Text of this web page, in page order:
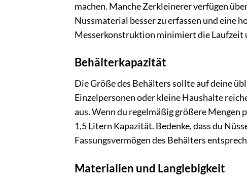
machen. Manche Zerkleinerer verfügen
Nussmaterial besser zu erfassen und eine
Messerkonstruktion minimiert die Laufzeit
Behälterkapazität
Die Größe des Behälters sollte auf deine
Einzelpersonen oder kleine Haushalte
aus. Wenn du regelmäßig größere
1,5 Litern Kapazität. Bedenke, dass du
Fassungsvermögen des Behälters
Materialien und Langlebigkeit